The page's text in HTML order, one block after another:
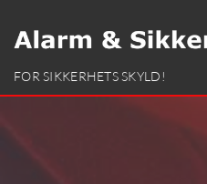
FOR SIKKERHETS SKYLD!